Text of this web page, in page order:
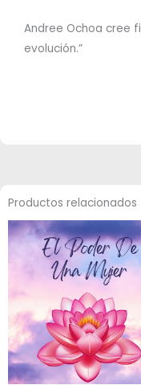
Andree Ochoa cree
evolución.”
Productos relacionados